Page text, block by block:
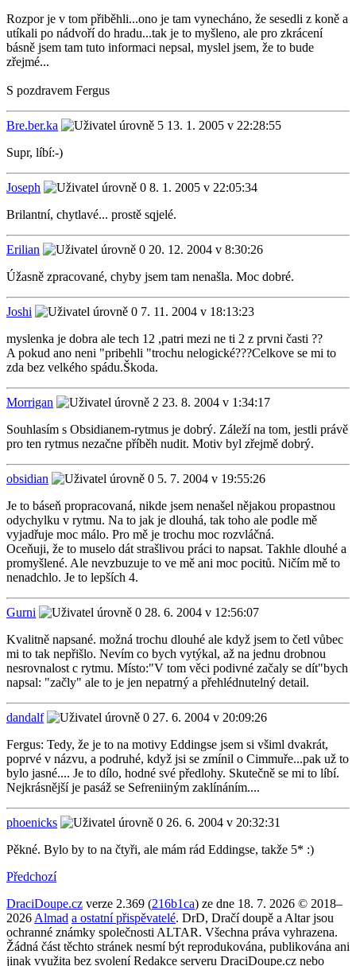
Rozpor je v tom přiběhli...ono je tam vynecháno, že sesedli z koně a
utíkali po nádvoří do hradu...tak je to myšleno, ale pro zkrácení
básně jsem tam tuto informaci nepsal, myslel jsem, že to bude
zřejmé...
S pozdravem Fergus
Bre.ber.ka
13. 1. 2005 v 22:28:55
Supr, líbí:-)
Joseph
8. 1. 2005 v 22:05:34
Brilantní, chytlavé... prostě sqjelé.
Erilian
20. 12. 2004 v 8:30:26
Úžasně zpracované, chyby jsem tam nenašla. Moc dobré.
Joshi
7. 11. 2004 v 18:13:23
myslenka je dobra ale tech 12 ,patri mezi ne ti 2 z prvni časti ??
A pokud ano neni "pribehli "trochu nelogické???Celkove se mi to
zda bez velkého spádu.Škoda.
Morrigan
23. 8. 2004 v 1:34:17
Souhlasím s Obsidianem-rytmus je dobrý. Záleží na tom, jestli právě
pro ten rytmus nezačne příběh nudit. Motiv byl zřejmě dobrý.
obsidian
5. 7. 2004 v 19:55:26
Je to báseň propracovaná, nikde jsem nenašel nějakou propastnou
odychylku v rytmu. Na to jak je dlouhá, tak toho ale podle mě
vyjadřuje moc málo. Pro mě je trochu moc rozvláčná.
Oceňuji, že to muselo dát strašlivou práci to napsat. Takhle dlouhé a
promyšlené. Ale nevzbuzuje to ve mě ani moc pocitů. Ničím mě to
nenadchlo. Je to lepších 4.
Gurni
28. 6. 2004 v 12:56:07
Kvalitně napsané. možná trochu dlouhé ale když jsem to četl vůbec
mi to tak nepřišlo. Nevím co bych vytýkal, až na jednu drobnou
nesrovnalost c rytmu. Místo:"V tom věci podivné začaly se dít"bych
napsal: "začly" ale to je jen nepatrný a přehlédnutelný detail.
dandalf
27. 6. 2004 v 20:09:26
Fergus: Tedy, že je to na motivy Eddingse jsem si všiml dvakrát,
poprvé v názvu, a podruhé, když jsi se zmínil o Cimmuře...pak už to
bylo jasné.... Je to dílo, hodné své předlohy. Skutečně se mi to líbí.
Nejkrásnější je pasáž se Sefreniiným zaklínáním....
phoenicks
26. 6. 2004 v 20:32:31
Pěkné. Bylo by to na čtyři, ale mám rád Eddingse, takže 5* :)
Předchozí
DraciDoupe.cz verze 2.369 (216b1ca) ze dne 18. 7. 2026 © 2018–
2026 Almad a ostatní přispěvatelé. DrD, Dračí doupě a Altar jsou
ochranné známky společnosti ALTAR. Všechna práva vyhrazena.
Žádná část těchto stránek nesmí být reprodukována, publikována ani
jinak využita bez svolení Redakce serveru DraciDoupe.cz nebo